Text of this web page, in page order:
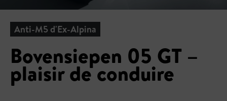
Anti-M5 d'Ex-Alpina
Bovensiepen 05 GT –
plaisir de conduire